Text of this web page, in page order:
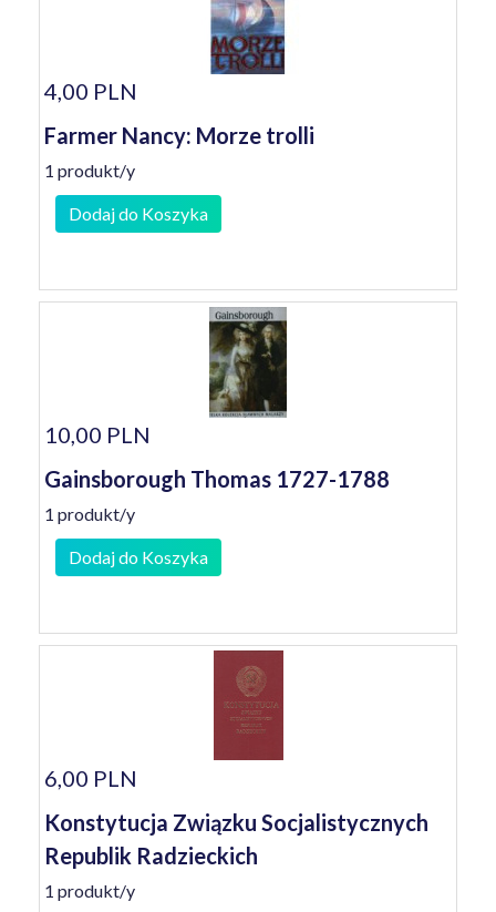
4,00 PLN
Farmer Nancy: Morze trolli
1 produkt/y
Dodaj do Koszyka
10,00 PLN
Gainsborough Thomas 1727-1788
1 produkt/y
Dodaj do Koszyka
6,00 PLN
Konstytucja Związku Socjalistycznych
Republik Radzieckich
1 produkt/y